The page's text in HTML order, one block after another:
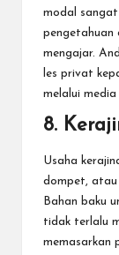
modal sangat
mengajar.
les privat
melalui media
8.
Usaha
dompet, atau
Bahan baku
tidak terlalu
memasarkan